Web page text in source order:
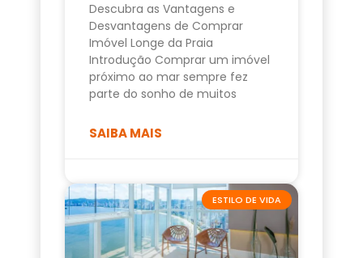
Descubra as Vantagens e
Desvantagens de Comprar
Imóvel Longe da Praia
Introdução Comprar um imóvel
próximo ao mar sempre fez
parte do sonho de muitos
SAIBA MAIS
ESTILO DE VIDA